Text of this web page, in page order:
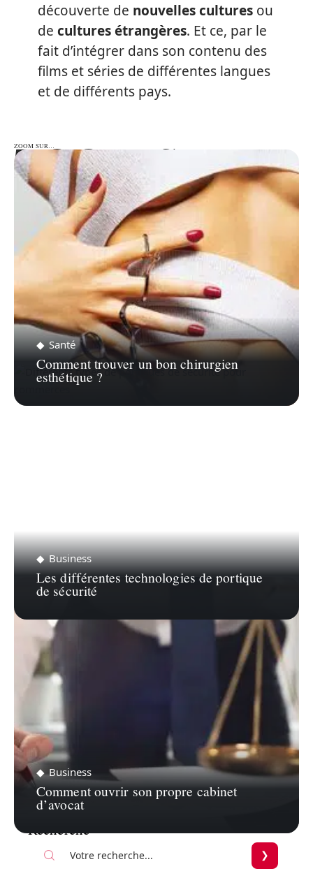
découverte de nouvelles cultures ou
de cultures étrangères. Et ce, par le
fait d’intégrer dans son contenu des
films et séries de différentes langues
et de différents pays.
ZOOM SUR…
ZOOM SUR…
Santé
Comment trouver un bon chirurgien
esthétique ?
Business
Les différentes technologies de portique
de sécurité
Business
Comment ouvrir son propre cabinet
d’avocat
Recherche